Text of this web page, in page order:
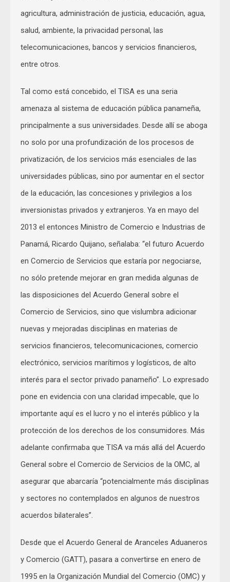
agricultura, administración de justicia, educación, agua,
salud, ambiente, la privacidad personal, las
telecomunicaciones, bancos y servicios financieros,
entre otros.
Tal como está concebido, el TISA es una seria
amenaza al sistema de educación pública panameña,
principalmente a sus universidades. Desde allí se aboga
no solo por una profundización de los procesos de
privatización, de los servicios más esenciales de las
universidades públicas, sino por aumentar en el sector
de la educación, las concesiones y privilegios a los
inversionistas privados y extranjeros. Ya en mayo del
2013 el entonces Ministro de Comercio e Industrias de
Panamá, Ricardo Quijano, señalaba: “el futuro Acuerdo
en Comercio de Servicios que estaría por negociarse,
no sólo pretende mejorar en gran medida algunas de
las disposiciones del Acuerdo General sobre el
Comercio de Servicios, sino que vislumbra adicionar
nuevas y mejoradas disciplinas en materias de
servicios financieros, telecomunicaciones, comercio
electrónico, servicios marítimos y logísticos, de alto
interés para el sector privado panameño”. Lo expresado
pone en evidencia con una claridad impecable, que lo
importante aquí es el lucro y no el interés público y la
protección de los derechos de los consumidores. Más
adelante confirmaba que TISA va más allá del Acuerdo
General sobre el Comercio de Servicios de la OMC, al
asegurar que abarcaría “potencialmente más disciplinas
y sectores no contemplados en algunos de nuestros
acuerdos bilaterales”.
Desde que el Acuerdo General de Aranceles Aduaneros
y Comercio (GATT), pasara a convertirse en enero de
1995 en la Organización Mundial del Comercio (OMC) y